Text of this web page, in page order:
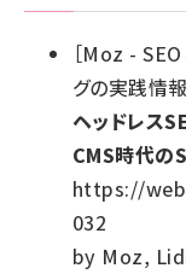
［Moz - SEO
グの実践情報
ヘッドレス
CMS時代の
https://
032
by Moz,